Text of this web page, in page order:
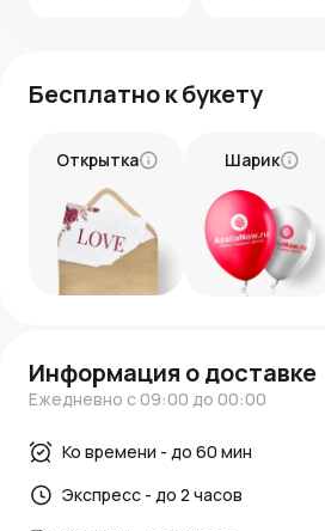
Бесплатно к букету
Открытка Шарик
Информация о доставке
Ежедневно с 09:00 до 00:00
Ко времени - до 60 мин
Экспресс - до 2 часов